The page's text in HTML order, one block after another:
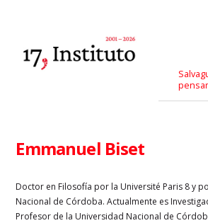
Emmanuel Biset
Doctor en Filosofía por la Université Paris 8 y
Nacional de Córdoba. Actualmente es
Profesor de la Universidad Nacional de